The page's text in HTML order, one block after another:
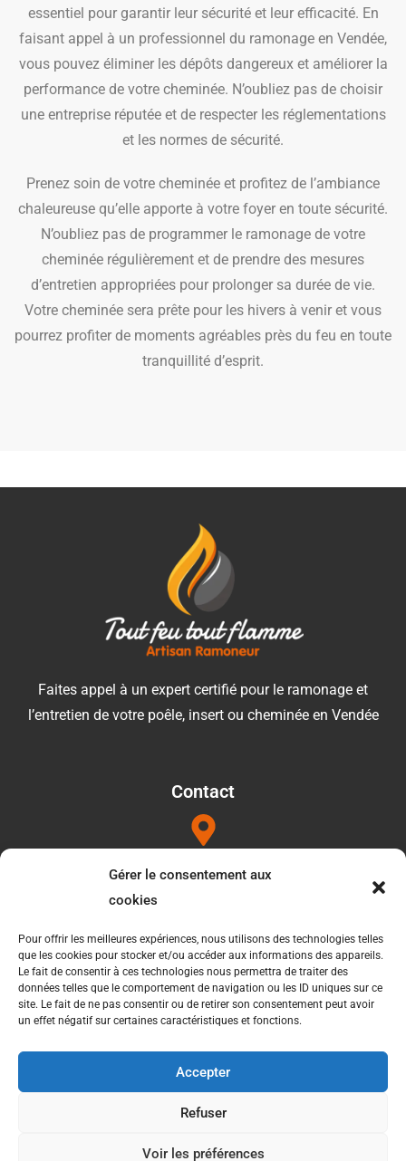
Gérer le consentement aux
cookies
Pour offrir les meilleures expériences, nous utilisons des technologies telles
que les cookies pour stocker et/ou accéder aux informations des appareils.
Le fait de consentir à ces technologies nous permettra de traiter des
données telles que le comportement de navigation ou les ID uniques sur ce
site. Le fait de ne pas consentir ou de retirer son consentement peut avoir
un effet négatif sur certaines caractéristiques et fonctions.
Accepter
Refuser
Voir les préférences
essentiel pour garantir leur sécurité et leur efficacité. En
faisant appel à un professionnel du ramonage en Vendée,
vous pouvez éliminer les dépôts dangereux et améliorer la
performance de votre cheminée. N’oubliez pas de choisir
une entreprise réputée et de respecter les réglementations
et les normes de sécurité.
Prenez soin de votre cheminée et profitez de l’ambiance
chaleureuse qu’elle apporte à votre foyer en toute sécurité.
N’oubliez pas de programmer le ramonage de votre
cheminée régulièrement et de prendre des mesures
d’entretien appropriées pour prolonger sa durée de vie.
Votre cheminée sera prête pour les hivers à venir et vous
pourrez profiter de moments agréables près du feu en toute
tranquillité d’esprit.
Faites appel à un expert certifié pour le ramonage et
l’entretien de votre poêle, insert ou cheminée en Vendée
Contact
1052b les Touilleres 85440 Talmont saint hilaire
Téléphone
06 34 27 49 21
Copyright©2024 – Réalisation